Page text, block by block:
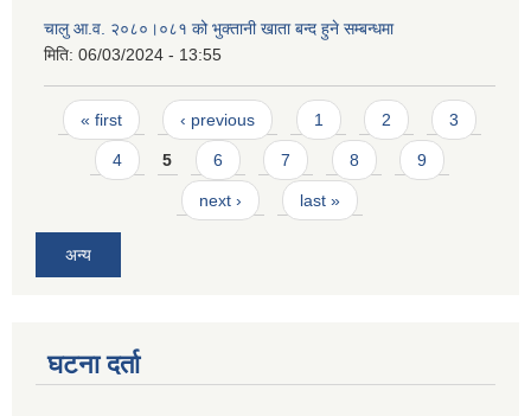
चालु आ.व. २०८०।०८१ को भुक्तानी खाता बन्द हुने सम्बन्धमा
मिति: 06/03/2024 - 13:55
Pages
« first ‹ previous 1 2 3
4 5 6 7 8 9
next › last »
अन्य
घटना दर्ता